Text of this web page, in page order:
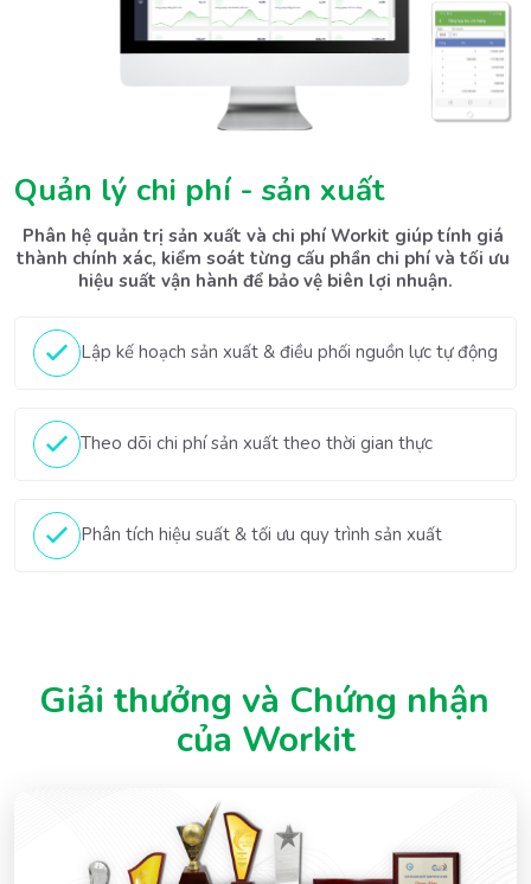
Phân hệ quản trị sản xuất và chi phí Workit giúp tính giá
thành chính xác, kiểm soát từng cấu phần chi phí và tối ưu
hiệu suất vận hành để bảo vệ biên lợi nhuận.
Lập kế hoạch sản xuất & điều phối nguồn lực tự động
Theo dõi chi phí sản xuất theo thời gian thực
Phân tích hiệu suất & tối ưu quy trình sản xuất
Giải thưởng và Chứng nhận
của Workit